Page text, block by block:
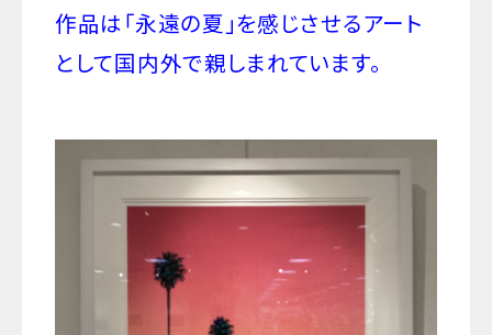
作品は「永遠の夏」を感じさせるアート
として国内外で親しまれています。